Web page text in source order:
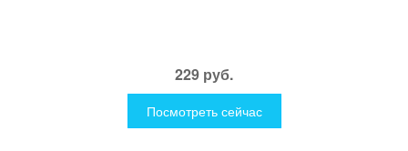
229 руб.
Посмотреть сейчас